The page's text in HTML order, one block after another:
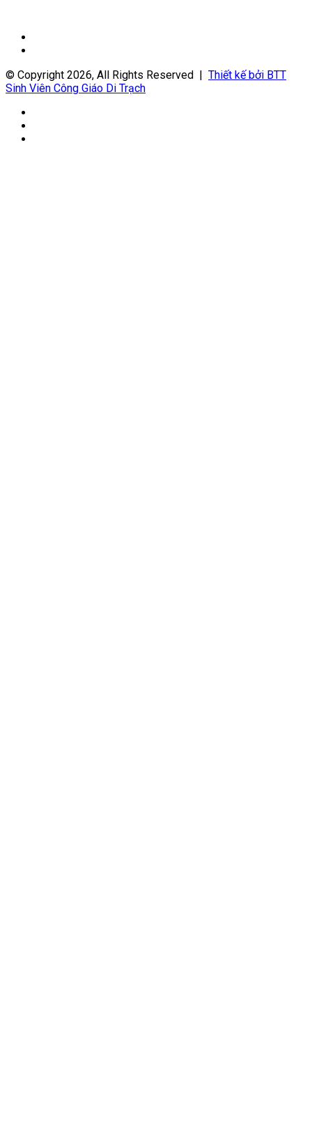
© Copyright 2026, All Rights Reserved | Thiết kế bởi BTT
Sinh Viên Công Giáo Di Trạch